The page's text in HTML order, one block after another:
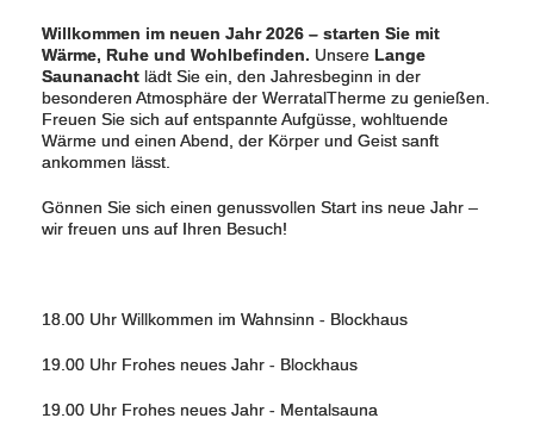
Willkommen im neuen Jahr 2026 – starten Sie mit
Wärme, Ruhe und Wohlbefinden. Unsere Lange
Saunanacht lädt Sie ein, den Jahresbeginn in der
besonderen Atmosphäre der WerratalTherme zu genießen.
Freuen Sie sich auf entspannte Aufgüsse, wohltuende
Wärme und einen Abend, der Körper und Geist sanft
ankommen lässt.
Gönnen Sie sich einen genussvollen Start ins neue Jahr –
wir freuen uns auf Ihren Besuch!
18.00 Uhr Willkommen im Wahnsinn - Blockhaus
19.00 Uhr Frohes neues Jahr - Blockhaus
19.00 Uhr Frohes neues Jahr - Mentalsauna